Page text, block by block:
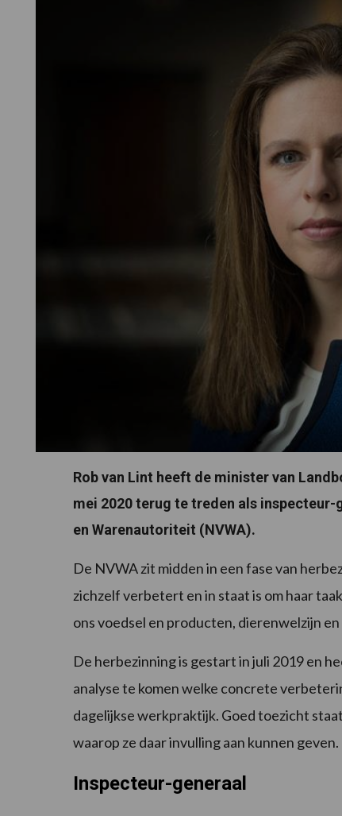
Rob van Lint heeft de minister van
mei 2020 terug te treden als
en Warenautoriteit (NVWA).
De NVWA zit midden in een fase van
zichzelf verbetert en in staat is om haar
ons voedsel en producten, dierenwelzijn
De herbezinning is gestart in juli 2019 en
analyse te komen welke concrete
dagelijkse werkpraktijk. Goed toezicht
waarop ze daar invulling aan kunnen geven.
Inspecteur-generaal